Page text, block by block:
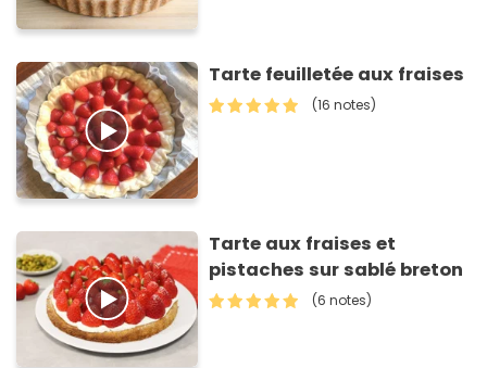
Tarte feuilletée aux fraises
(16 notes)
Tarte aux fraises et
pistaches sur sablé breton
(6 notes)